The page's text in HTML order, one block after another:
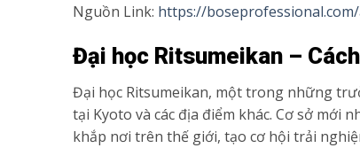
Nguồn Link: https://
Đại học Ritsumeikan –
Đại học Ritsumeikan, một trong những
tại Kyoto và các địa điểm khác. Cơ sở mới
khắp nơi trên thế giới, tạo cơ hội trải